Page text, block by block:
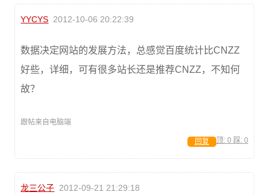
YYCYS 2012-10-06 20:22:39
数据决定网站的发展方法，总感觉百度统计比CNZZ
好些，详细，可有很多站长还是推荐CNZZ，不知何
故？
跟帖来自电脑端
顶: 0 踩: 0
回复
龙三公子 2012-09-21 21:29:18